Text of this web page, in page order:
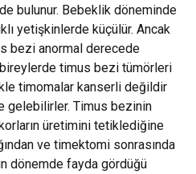
bulunur. Bebeklik döneminde
yetişkinlerde küçülür. Ancak
bezi anormal derecede
bireylerde timus bezi tümörleri
timomalar kanserli değildir
gelebilirler. Timus bezinin
üretimini tetiklediğine
ve timektomi sonrasında
dönemde fayda gördüğü